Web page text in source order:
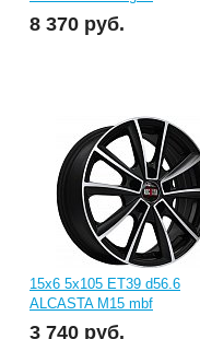
8 370 руб.
15x6 5x105 ET39 d56.6
ALCASTA M15 mbf
3 740 руб.